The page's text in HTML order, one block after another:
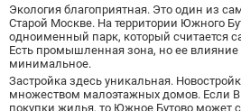
Бульвар Дмитрия Донского
Бульвар Рокоссовского
Бунинская аллея
Бутырская
Экология благоприятная. Это один из
Старой Москве. На территории Южного
одноименный парк, который
Есть промышленная зона, но ее
минимальное.
Застройка здесь уникальная.
множеством малоэтажных домов. Если
покупки жилья, то Южное Бутово может